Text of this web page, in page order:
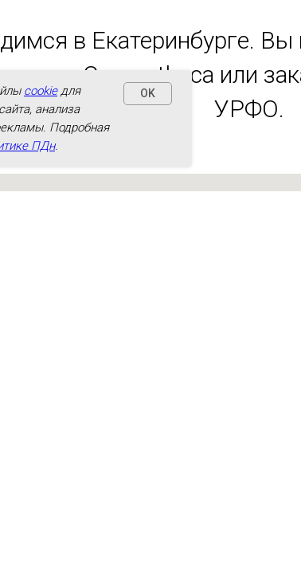
в Екатеринбурге. Вы
Cosmotheca или
УРФО.
cookieдля
анализа
Подробная
ПДн.
OK